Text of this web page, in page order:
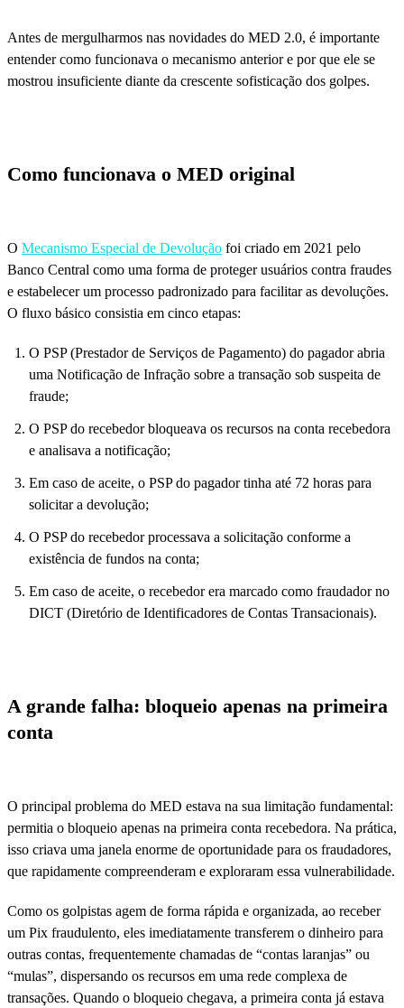
Antes de mergulharmos nas novidades do MED 2.0, é importante
entender como funcionava o mecanismo anterior e por que ele se
mostrou insuficiente diante da crescente sofisticação dos golpes.
Como funcionava o MED original
O Mecanismo Especial de Devolução foi criado em 2021 pelo
Banco Central como uma forma de proteger usuários contra fraudes
e estabelecer um processo padronizado para facilitar as devoluções.
O fluxo básico consistia em cinco etapas:
O PSP (Prestador de Serviços de Pagamento) do pagador abria
uma Notificação de Infração sobre a transação sob suspeita de
fraude;
O PSP do recebedor bloqueava os recursos na conta recebedora
e analisava a notificação;
Em caso de aceite, o PSP do pagador tinha até 72 horas para
solicitar a devolução;
O PSP do recebedor processava a solicitação conforme a
existência de fundos na conta;
Em caso de aceite, o recebedor era marcado como fraudador no
DICT (Diretório de Identificadores de Contas Transacionais).
A grande falha: bloqueio apenas na primeira
conta
O principal problema do MED estava na sua limitação fundamental:
permitia o bloqueio apenas na primeira conta recebedora. Na prática,
isso criava uma janela enorme de oportunidade para os fraudadores,
que rapidamente compreenderam e exploraram essa vulnerabilidade.
Como os golpistas agem de forma rápida e organizada, ao receber
um Pix fraudulento, eles imediatamente transferem o dinheiro para
outras contas, frequentemente chamadas de “contas laranjas” ou
“mulas”, dispersando os recursos em uma rede complexa de
transações. Quando o bloqueio chegava, a primeira conta já estava